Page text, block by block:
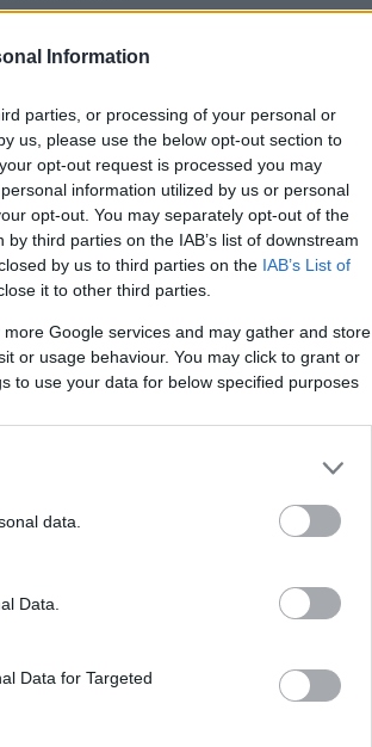
Information
parties, or processing of your personal or
us, please use the below opt-out section to
opt-out request is processed you may
information utilized by us or personal
opt-out. You may separately opt-out of the
third parties on the IAB’s list of downstream
by us to third parties on the IAB’s List of
it to other third parties.
Google services and may gather and store
or usage behaviour. You may click to grant or
to use your data for below specified purposes
data.
Data.
Data for Targeted
εξαρτημάτων καθώς
παραμένει ανοικτό
ή διαφορετικά να
, δήλωσε ότι οι
αλλά είναι
να προσελκύσουν
στην Ευρώπη και
της ΕΕ στα κινεζικής
λίγες επιδοτήσεις
SAIC.
έως και το
αγορά ηλεκτρικών
της περιοχής, με